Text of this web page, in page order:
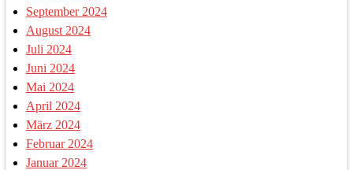
September 2024
August 2024
Juli 2024
Juni 2024
Mai 2024
April 2024
März 2024
Februar 2024
Januar 2024